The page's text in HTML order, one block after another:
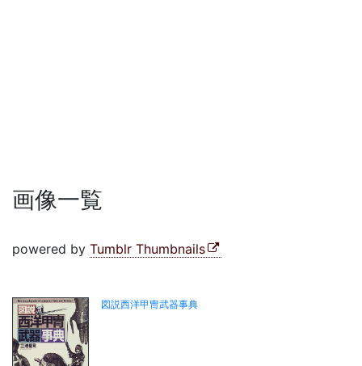
画像一覧
powered by Tumblr Thumbnails